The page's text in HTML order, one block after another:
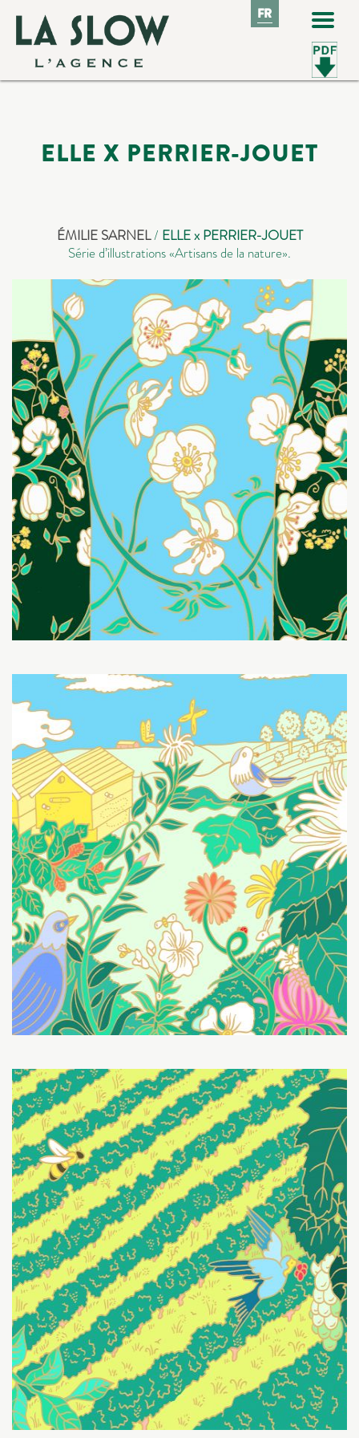
FR
ELLE X PERRIER-JOUET
ÉMILIE SARNEL/ ELLE x PERRIER-JOUET
Série d’illustrations «Artisans de la nature».
FR